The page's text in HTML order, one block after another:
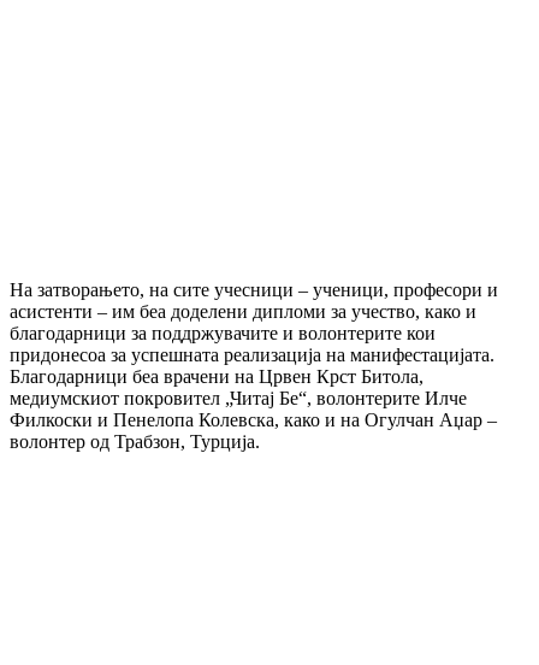
На затворањето, на сите учесници – ученици, професори и
асистенти – им беа доделени дипломи за учество, како и
благодарници за поддржувачите и волонтерите кои
придонесоа за успешната реализација на манифестацијата.
Благодарници беа врачени на Црвен Крст Битола,
медиумскиот покровител „Читај Бе“, волонтерите Илче
Филкоски и Пенелопа Колевска, како и на Огулчан Аџар –
волонтер од Трабзон, Турција.